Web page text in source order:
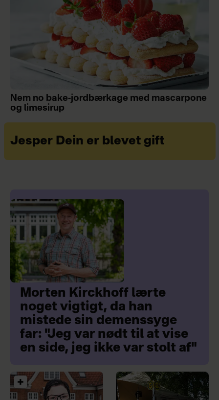
Nem no bake-jordbærkage med mascarpone
og limesirup
Jesper Dein er blevet gift
Morten Kirckhoff lærte
noget vigtigt, da han
mistede sin demenssyge
far: "Jeg var nødt til at vise
en side, jeg ikke var stolt af"